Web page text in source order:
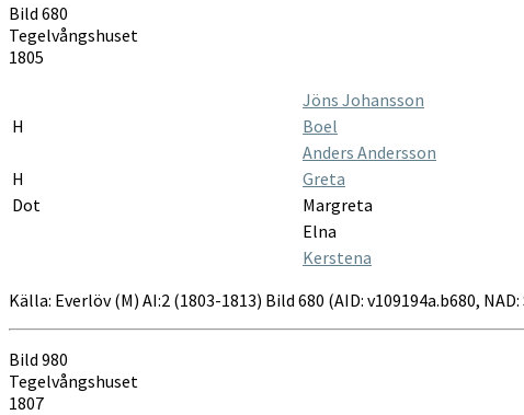
Bild 680
Tegelvångshuset
1805
Jöns Johansson
H
Boel
Anders Andersson
H
Greta
Dot
Margreta
Elna
Kerstena
Källa: Everlöv (M) AI:2 (1803-1813) Bild 680 (AID: v109194a.b680,
Bild 980
Tegelvångshuset
1807